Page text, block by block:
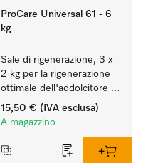
ProCare Universal 61 - 6
kg
Sale di rigenerazione, 3 x
2 kg per la rigenerazione
ottimale dell'addolcitore
interno.
15,50 € (IVA esclusa)
A magazzino